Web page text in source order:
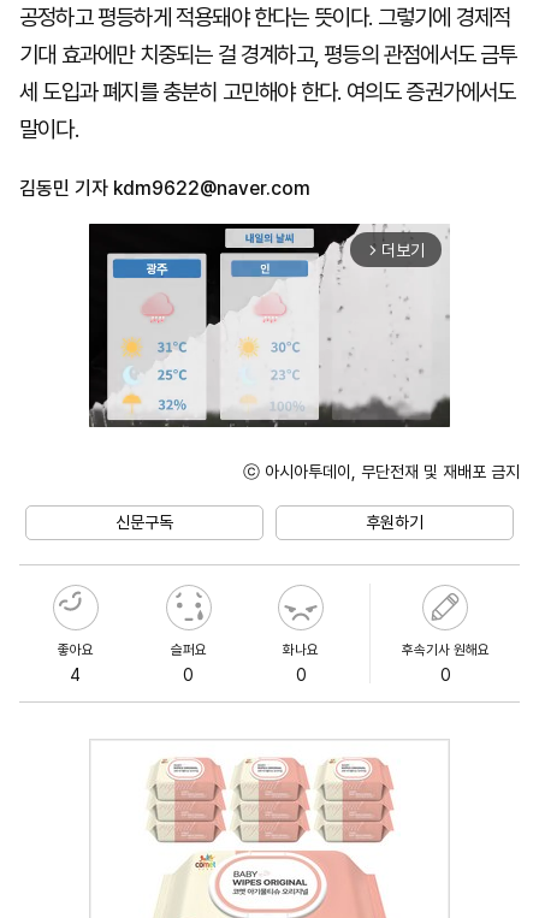
공정하고 평등하게 적용돼야 한다는 뜻이다. 그렇기에 경제적
기대 효과에만 치중되는 걸 경계하고, 평등의 관점에서도 금투
세 도입과 폐지를 충분히 고민해야 한다. 여의도 증권가에서도
말이다.
김동민 기자 kdm9622@naver.com
arrow_forward_ios 더보기
ⓒ 아시아투데이, 무단전재 및 재배포 금지
신문구독 후원하기
좋아요
4
슬퍼요
0
화나요
0
후속기사 원해요
0